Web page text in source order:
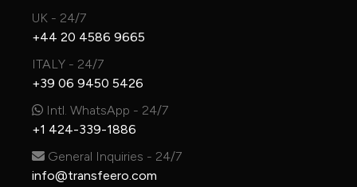
UK - 24/7
+44 20 4586 9665
ITALY - 24/7
+39 06 9450 5426
Intl. WhatsApp - 24/7
+1 424-339-1886
General Inquiries - 24/7
info@transfeero.com